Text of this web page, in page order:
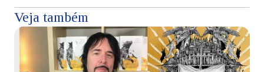
Veja também